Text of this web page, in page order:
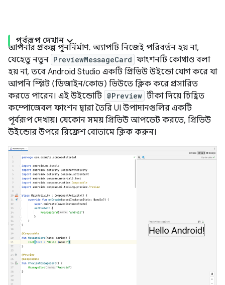
পূর্বরূপ দেখান
আপনার প্রকল্প পুনর্নির্মাণ. অ্যাপটি নিজেই পরিবর্তন হয় না,
যেহেতু নতুন PreviewMessageCard ফাংশনটি কোথাও বলা
হয় না, তবে Android Studio একটি প্রিভিউ উইন্ডো যোগ করে যা
আপনি স্প্লিট (ডিজাইন/কোড) ভিউতে ক্লিক করে প্রসারিত
করতে পারেন। এই উইন্ডোটি @Preview টীকা দিয়ে চিহ্নিত
কম্পোজেবল ফাংশন দ্বারা তৈরি UI উপাদানগুলির একটি
পূর্বরূপ দেখায়। যেকোন সময় প্রিভিউ আপডেট করতে, প্রিভিউ
উইন্ডোর উপরে রিফ্রেশ বোতামে ক্লিক করুন।